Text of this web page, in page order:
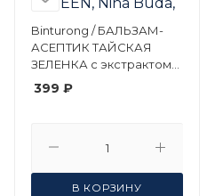
Binturong / БАЛЬЗАМ-
АСЕПТИК ТАЙСКАЯ
ЗЕЛЕНКА с экстрактом
нони, Нина Буда/
Бинтуронг/ASEPTIC
399 ₽
В КОРЗИНУ